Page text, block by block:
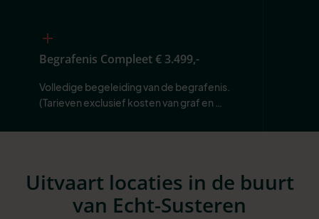
Begrafenis Compleet€ 3.499,-
Volledige begeleiding van de begrafenis.
(Tarieven exclusief kosten van graf en
Uitvaart locaties in de buurt
van Echt-Susteren